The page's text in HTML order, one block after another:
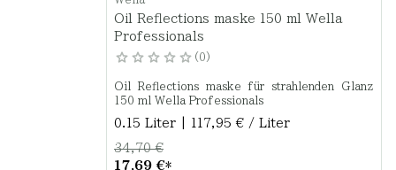
Oil Reflections maske 150 ml Wella
Professionals
0
Oil Reflections maske für strahlenden Glanz
150 ml Wella Professionals
0.15 Liter | 117,95 € / Liter
17,69 €*
34,70 €